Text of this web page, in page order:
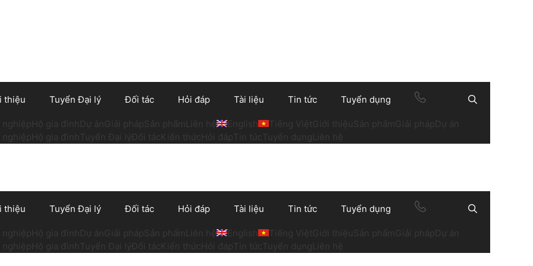
thiệu Tuyển Đại lý Đối tác Hỏi đáp Tài liệu Tin tức Tuyển dụng
nghiệpHộ gia đình Dự ánGiải pháp Sản phẩm Liên hệ English Tiếng ViệtGiới thiệu Sản phẩm Giải phápDự án
nghiệpHộ gia đình Tuyển Đại lý Đối tác Kiến thức Hỏi đáp Tin tức Tuyển dụng Liên hệ
thiệu Tuyển Đại lý Đối tác Hỏi đáp Tài liệu Tin tức Tuyển dụng
nghiệpHộ gia đình Dự ánGiải pháp Sản phẩm Liên hệ English Tiếng ViệtGiới thiệu Sản phẩm Giải phápDự án
nghiệpHộ gia đình Tuyển Đại lý Đối tác Kiến thức Hỏi đáp Tin tức Tuyển dụng Liên hệ